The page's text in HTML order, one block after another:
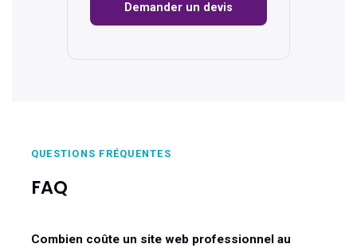
Demander un devis
QUESTIONS FRÉQUENTES
FAQ
Combien coûte un site web professionnel au